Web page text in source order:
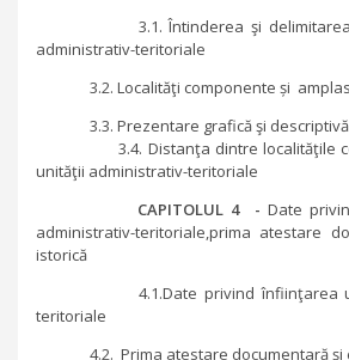
3.1. Întinderea şi delimitarea
administrativ-teritoriale
3.2. Localităţi componente și
3.3. Prezentare grafică şi descriptivă
3.4. Distanţa dintre localităţile
unităţii administrativ-teritoriale
CAPITOLUL 4 - Date
administrativ-teritoriale,prima atestare
istorică
4.1.Date privind înfiinţarea
teritoriale
4.2. Prima atestare documentară și